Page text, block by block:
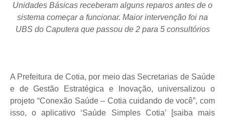
Unidades Básicas receberam alguns reparos antes de o
sistema começar a funcionar. Maior intervenção foi na
UBS do Caputera que passou de 2 para 5 consultórios
A Prefeitura de Cotia, por meio das Secretarias de Saúde
e de Gestão Estratégica e Inovação, universalizou o
projeto “Conexão Saúde – Cotia cuidando de você”, com
isso, o aplicativo ‘Saúde Simples Cotia’ [saiba mais